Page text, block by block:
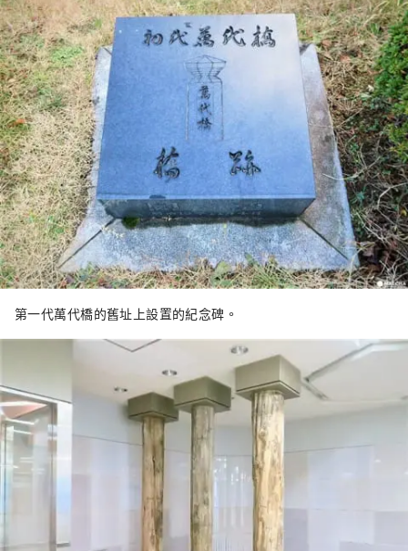
第一代萬代橋的舊址上設置的紀念碑。